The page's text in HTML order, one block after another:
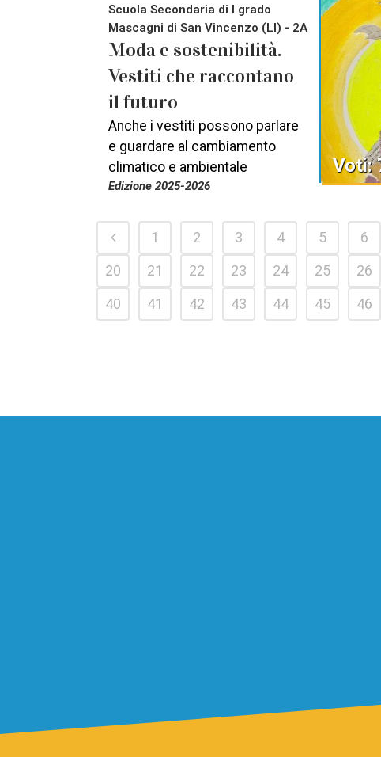
Scuola Secondaria di I grado
Mascagni di San Vincenzo (LI) - 2A
Moda e sostenibilità.
Vestiti che raccontano
il futuro
Anche i vestiti possono parlare
e guardare al cambiamento
climatico e ambientale
Edizione 2025-2026
Voti:
1 2 3 4 5 6
20
21 22 23 24 25 26
40
41 42 43 44 45 46